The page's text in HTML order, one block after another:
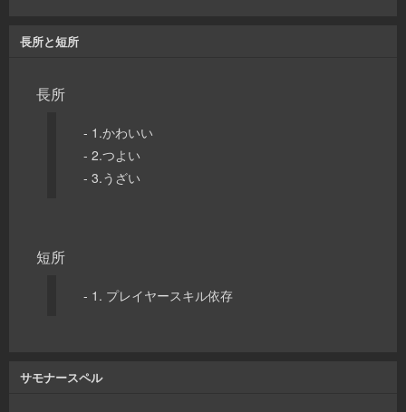
長所と短所
長所
- 1.かわいい
- 2.つよい
- 3.うざい
短所
- 1. プレイヤースキル依存
サモナースペル